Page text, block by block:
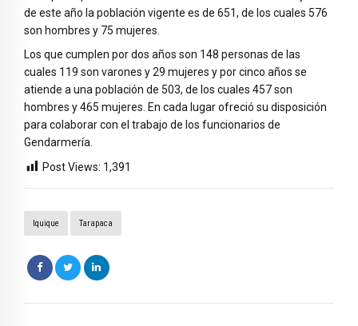
de este año la población vigente es de 651, de los cuales 576
son hombres y 75 mujeres.
Los que cumplen por dos años son 148 personas de las
cuales 119 son varones y 29 mujeres y por cinco años se
atiende a una población de 503, de los cuales 457 son
hombres y 465 mujeres. En cada lugar ofreció su disposición
para colaborar con el trabajo de los funcionarios de
Gendarmería.
Post Views: 1,391
Iquique Tarapaca